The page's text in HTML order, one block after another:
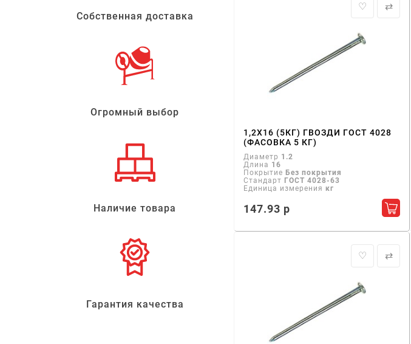
Собственная доставка
Огромный выбор
Наличие товара
Гарантия качества
♡ ⇄
1,2Х16 (5КГ) ГВОЗДИ ГОСТ 4028
(ФАСОВКА 5 КГ)
Диаметр 1.2
Длина 16
Покрытие Без покрытия
Стандарт ГОСТ 4028-63
Единица измерения кг
147.93 р
♡ ⇄